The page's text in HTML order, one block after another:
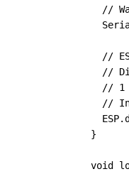
//
//
//
// 1
//
}
void